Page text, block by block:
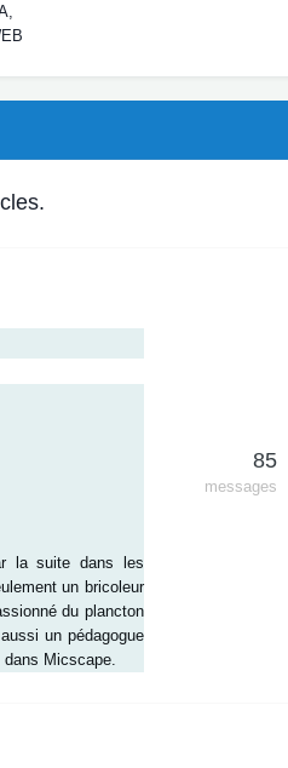
la suite dans les
un bricoleur
du plancton
un pédagogue
dans Micscape.
85
messages